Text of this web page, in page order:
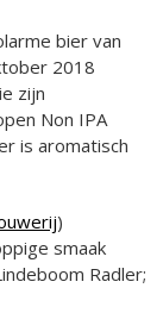
bier van
2018
zijn
Non IPA
is aromatisch
)
smaak
Radler;